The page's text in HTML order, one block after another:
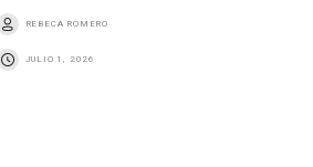
REBECA ROMERO
JULIO 1, 2026